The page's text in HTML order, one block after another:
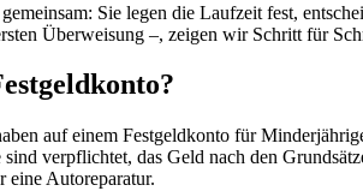
Sie legen die Laufzeit fest,
Überweisung –, zeigen wir Schritt für
auf einem Festgeldkonto für
verpflichtet, das Geld nach den
eine Autoreparatur.